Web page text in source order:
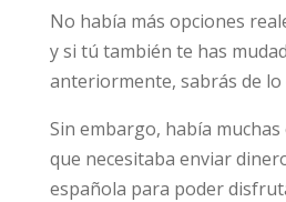
No había más opciones
y si tú también te has
anteriormente, sabrás de lo
Sin embargo, había muchas
que necesitaba enviar
española para poder